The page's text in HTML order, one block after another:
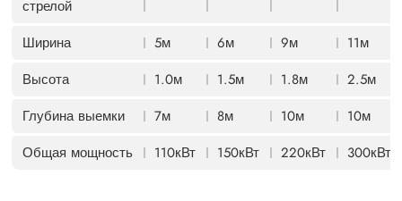
стрелой
Ширина 5м 6м 9м
11м
Высота
1.0м 1.5м 1.8м
2.5м
Глубина выемки
7м 8м 10м
10м
Общая мощность
110кВт 150кВт 220кВт 300кВт